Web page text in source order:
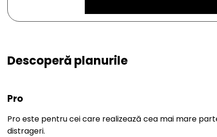
Descoperă planurile
Pro
Pro este pentru cei care realizează cea mai mare
distrageri.